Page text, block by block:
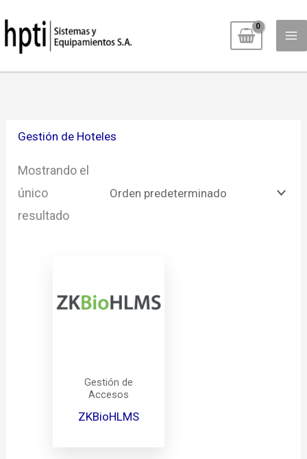
al
contenido
Gestión de Hoteles
Mostrando el
único
resultado
Gestión de
Accesos
ZKBioHLMS